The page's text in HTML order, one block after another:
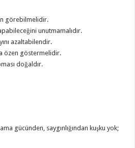
görebilmelidir.
unutmamalıdır.
azaltabilendir.
özen göstermelidir.
doğaldır.
gücünden, saygınlığından kuşku yok;